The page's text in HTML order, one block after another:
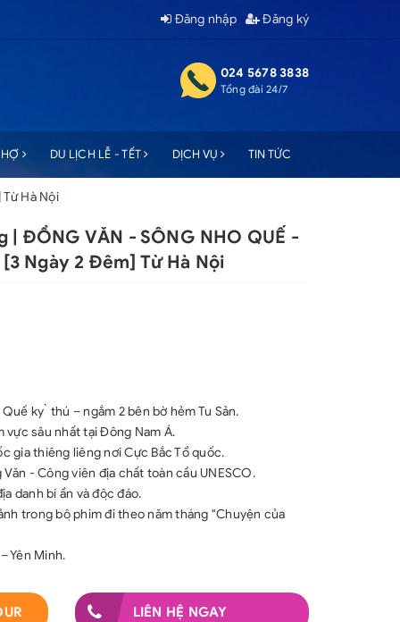
Đăng nhập Đăng ký
024 5678 3838
Tổng đài 24/7
DU LỊCH LỄ - TẾT DỊCH VỤ TIN TỨC
Hà Nội
| ĐỒNG VĂN - SÔNG NHO QUẾ -
Ngày 2 Đêm] Từ Hà Nội
ky ̀ thú – ngắm 2 bên bờ hẻm Tu Sản.
vực sâu nhất tại Đông Nam Á.
gia thiêng liêng nơi Cực Bắc Tổ quốc.
- Công viên địa chất toàn cầu UNESCO.
danh bí ẩn và độc đáo.
trong bộ phim đi theo năm tháng "Chuyện của
Yên Minh.
LIÊN HỆ NGAY